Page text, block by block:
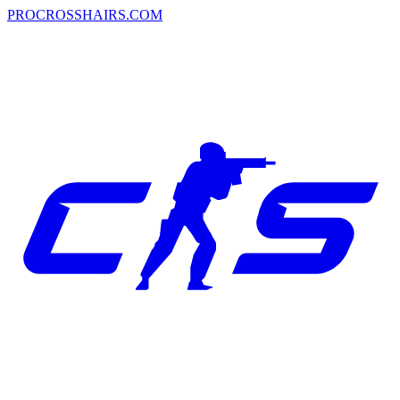
PROCROSSHAIRS.COM